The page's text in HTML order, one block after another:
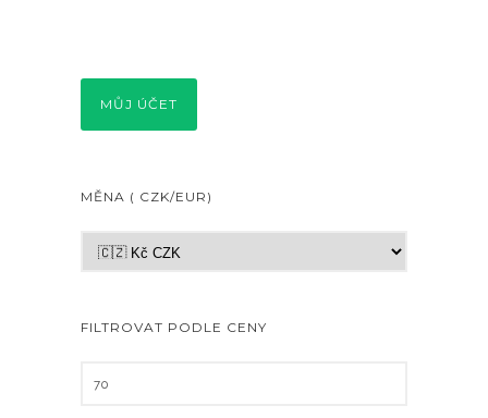
MŮJ ÚČET
MĚNA ( CZK/EUR)
FILTROVAT PODLE CENY